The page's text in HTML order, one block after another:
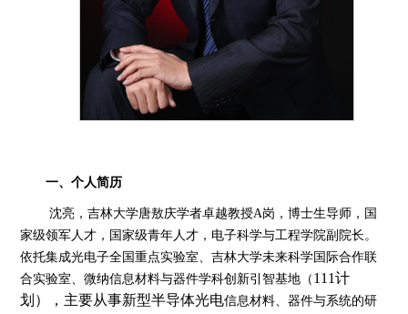
一、个人简历
沈亮，吉林大学唐敖庆学者卓越教授A岗 ，博士生导师， 国
家级领军人才，国家级青年人才，电子科学与工程学院副 院长。
依托集成光电子全国重点实验室、吉林大学未来科学国际合作联
合实验室、微纳信息材料与器件学科创新引智基地 （ 111计
划），主要从事新型半导体光电信息材料、器件与系统的研